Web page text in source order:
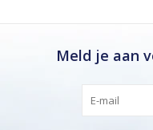
Meld je aan